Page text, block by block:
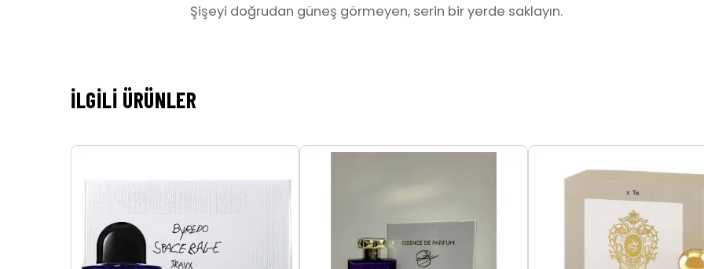
Şişeyi doğrudan güneş görmeyen, serin bir yerde saklayın.
İLGILI ÜRÜNLER